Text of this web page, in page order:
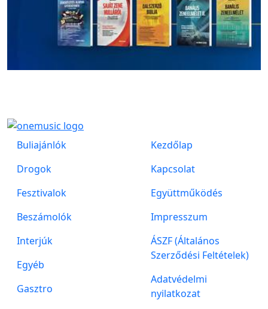
Buliajánlók
Drogok
Fesztivalok
Beszámolók
Interjúk
Egyéb
Gasztro
Kezdőlap
Kapcsolat
Együttműködés
Impresszum
ÁSZF (Általános
Szerződési Feltételek)
Adatvédelmi
nyilatkozat